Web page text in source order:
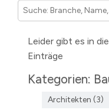
Leider gibt es in
Einträge
Kategorien:
Architekten (3)